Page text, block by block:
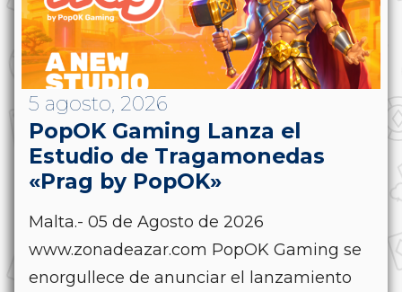
5 agosto, 2026
PopOK Gaming Lanza el
Estudio de Tragamonedas
«Prag by PopOK»
Malta.- 05 de Agosto de 2026
www.zonadeazar.com PopOK Gaming se
enorgullece de anunciar el lanzamiento